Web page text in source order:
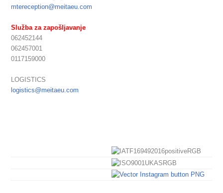
mtereception@meitaeu.com
Služba za zapošljavanje
062452144
062457001
0117159000
LOGISTICS
logistics@meitaeu.com